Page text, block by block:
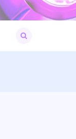
for: